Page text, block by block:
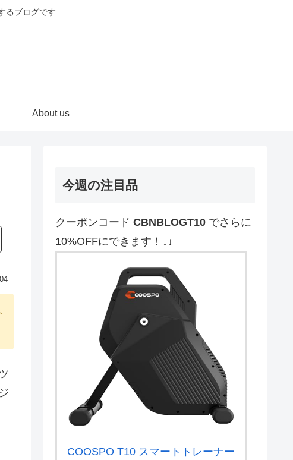
るブログです
About us
今週の注目品
クーポンコード CBNBLOGT10 でさらに
10%OFFにできます！↓↓
COOSPO T10 スマートトレーナー